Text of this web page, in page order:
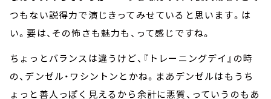
つもない説得力で演じきってみせていると思います。は
い。要は、その怖さも魅力も、って感じですね。
ちょっとバランスは違うけど、『トレーニングデイ』の時
の、デンゼル・ワシントンとかね。まあデンゼルはもうち
ょっと善人っぽく見えるから余計に悪質、っていうのもあ